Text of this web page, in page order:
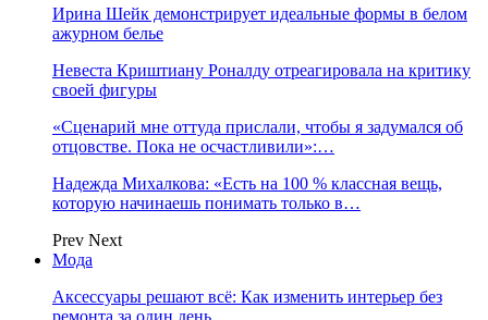
Ирина Шейк демонстрирует идеальные формы в белом
ажурном белье
Невеста Криштиану Роналду отреагировала на критику
своей фигуры
«Сценарий мне оттуда прислали, чтобы я задумался об
отцовстве. Пока не осчастливили»:…
Надежда Михалкова: «Есть на 100 % классная вещь,
которую начинаешь понимать только в…
Prev Next
Мода
Аксессуары решают всё: Как изменить интерьер без
ремонта за один день